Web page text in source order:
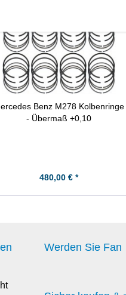
Benz M278 Kolbenringe
- Übermaß +0,10
480,00 € *
Werden Sie Fan